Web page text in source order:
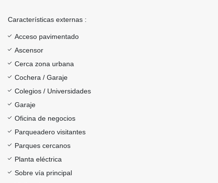
Características externas :
Acceso pavimentado
Ascensor
Cerca zona urbana
Cochera / Garaje
Colegios / Universidades
Garaje
Oficina de negocios
Parqueadero visitantes
Parques cercanos
Planta eléctrica
Sobre vía principal